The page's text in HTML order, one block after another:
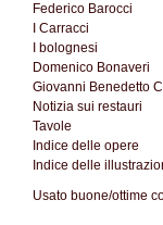
Federico Barocci
I Carracci
I bolognesi
Domenico Bonaveri
Giovanni Benedetto
Notizia sui restauri
Tavole
Indice delle opere
Indice delle
Usato buone/ottime